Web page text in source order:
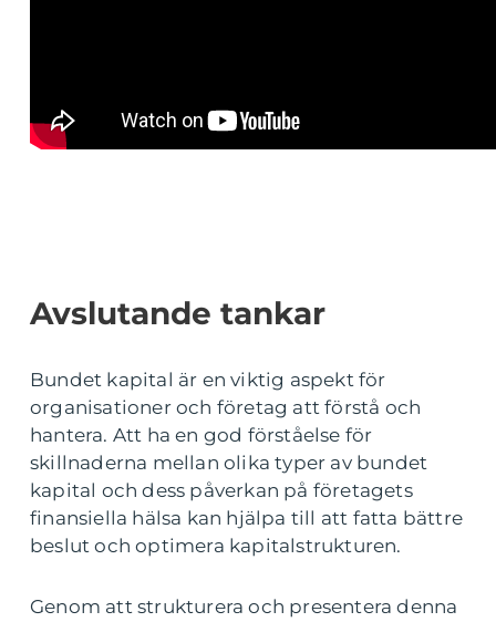
Avslutande tankar
Bundet kapital är en viktig aspekt för
organisationer och företag att förstå och
hantera. Att ha en god förståelse för
skillnaderna mellan olika typer av bundet
kapital och dess påverkan på företagets
finansiella hälsa kan hjälpa till att fatta bättre
beslut och optimera kapitalstrukturen.
Genom att strukturera och presentera denna